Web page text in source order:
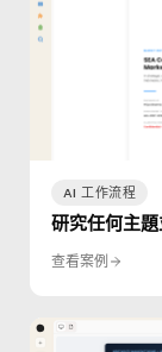
AI 工作流程
研究任何主
查看案例